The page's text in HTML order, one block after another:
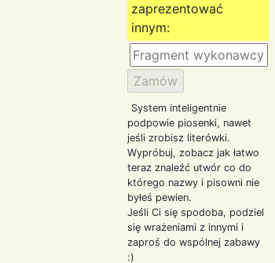
zaprezentować
innym:
System inteligentnie
podpowie piosenki, nawet
jeśli zrobisz literówki.
Wypróbuj, zobacz jak łatwo
teraz znaleźć utwór co do
którego nazwy i pisowni nie
byłeś pewien.
Jeśli Ci się spodoba, podziel
się wrażeniami z innymi i
zaproś do wspólnej zabawy
:)